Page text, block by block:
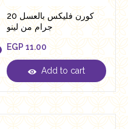
كورن فليكس بالعسل 20
جرام من لينو
EGP 11.00
EGP 11.00
Add to cart